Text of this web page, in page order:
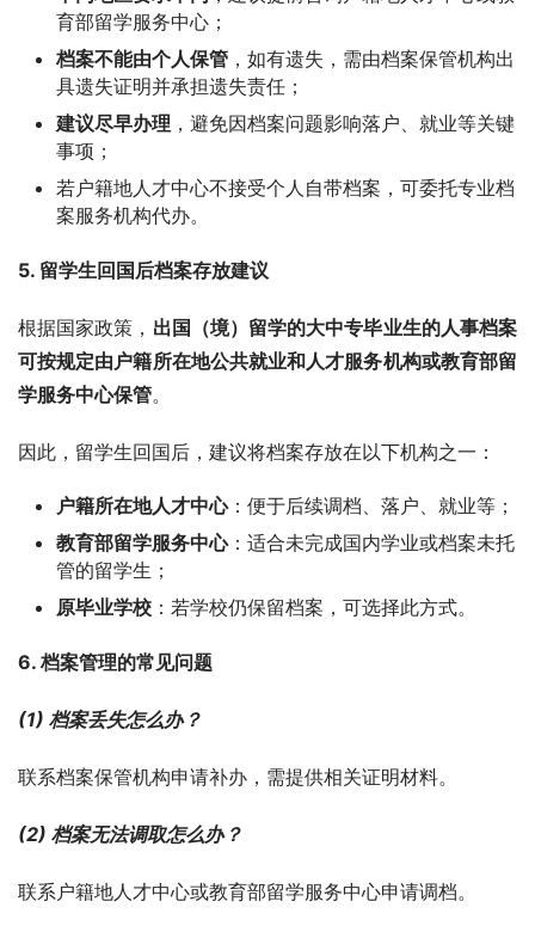
育部留学服务中心；
档案不能由个人保管 ，如有遗失，需由档案保管机构出
具遗失证明并承担遗失责任；
建议尽早办理 ，避免因档案问题影响落户、就业等关键
事项；
若户籍地人才中心不接受个人自带档案，可委托专业档
案服务机构代办。
5. 留学生回国后档案存放建议
根据国家政策， 出国（境）留学的大中专毕业生的人事档案
可按规定由户籍所在地公共就业和人才服务机构或教育部留
学服务中心保管。
因此，留学生回国后，建议将档案存放在以下机构之一：
户籍所在地人才中心：便于后续调档、落户、就业等；
教育部留学服务中心：适合未完成国内学业或档案未托
管的留学生；
原毕业学校 ：若学校仍保留档案，可选择此方式。
6. 档案管理的常见问题
(1) 档案丢失怎么办？
联系档案保管机构申请补办，需提供相关证明材料。
(2) 档案无法调取怎么办？
联系户籍地人才中心或教育部留学服务中心申请调档。